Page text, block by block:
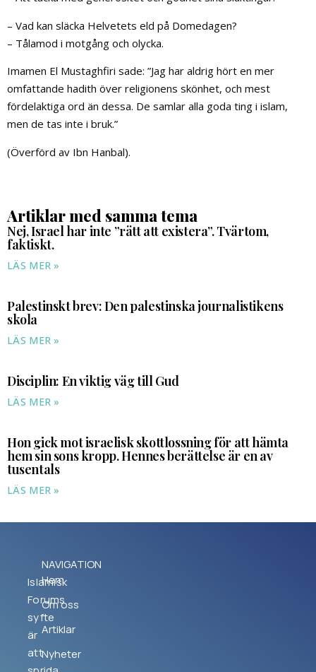
– Vad kan släcka Helvetets eld på Domedagen?
– Tålamod i motgång och olycka.
Imamen El Mustaghfiri sade: ”Jag har aldrig hört en mer
omfattande hadith över religionens skönhet, och mest
fördelaktiga ord än dessa. De samlar alla goda ting i islam,
men de tas inte i bruk.”
(Överförd av Ibn Hanbal).
Artiklar med samma tema
Nej, Israel har inte ”rätt att existera”. Tvärtom,
faktiskt.
LÄS MER »
Palestinskt brev: Den palestinska journalistikens
skola
LÄS MER »
Disciplin: En viktig väg till Gud
LÄS MER »
Hon gick mot israelisk skottlossning för att hämta
hem sin sons kropp. Hennes berättelse är en av
tusentals
LÄS MER »
Islamisk
Forums
syfte
är
att
NAVIGATION
Hem
Om oss
Artiklar
Nyheter